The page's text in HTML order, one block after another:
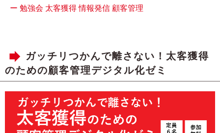
ー 勉強会 太客獲得 情報発信 顧客管理
ガッチリつかんで離さない！太客獲得
のための顧客管理デジタル化ゼミ